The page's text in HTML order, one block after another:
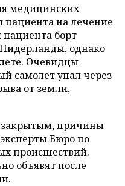
медицинских
пациента на лечение
борт
однако
Очевидцы
самолет упал через
от земли,
закрытым, причины
Бюро по
происшествий.
объявят после